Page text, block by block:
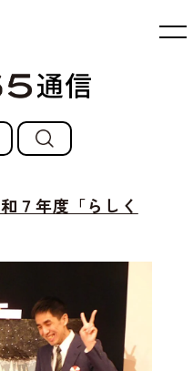
７年度「らしく